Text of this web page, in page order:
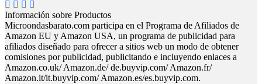
Información sobre Productos
Microondasbarato.com participa en el Programa de Afiliados de
Amazon EU y Amazon USA, un programa de publicidad para
afiliados diseñado para ofrecer a sitios web un modo de obtener
comisiones por publicidad, publicitando e incluyendo enlaces a
Amazon.co.uk/ Amazon.de/ de.buyvip.com/ Amazon.fr/
Amazon.it/it.buyvip.com/ Amazon.es/es.buyvip.com.